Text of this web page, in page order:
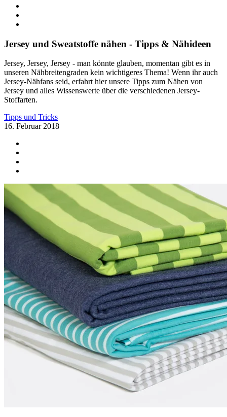
Jersey und Sweatstoffe nähen - Tipps & Nähideen
Jersey, Jersey, Jersey - man könnte glauben, momentan gibt es in
unseren Nähbreitengraden kein wichtigeres Thema! Wenn ihr auch
Jersey-Nähfans seid, erfahrt hier unsere Tipps zum Nähen von
Jersey und alles Wissenswerte über die verschiedenen Jersey-
Stoffarten.
Tipps und Tricks
16. Februar 2018